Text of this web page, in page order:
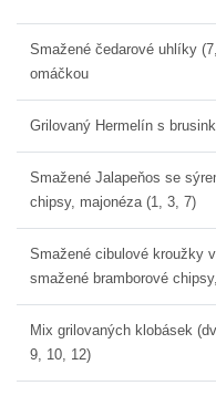
Smažené čedarové uhlíky
omáčkou
Grilovaný Hermelín s
Smažené Jalapeňos se
chipsy, majonéza (1, 3, 7)
Smažené cibulové kroužky
smažené bramborové
Mix grilovaných klobásek
9, 10, 12)